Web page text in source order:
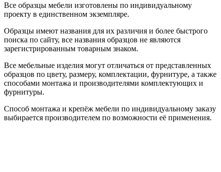
Все образцы мебели изготовлены по индивидуальному
проекту в единственном экземпляре.
Образцы имеют названия для их различия и более быстрого
поиска по сайту, все названия образцов не являются
зарегистрированным товарным знаком.
Все мебельные изделия могут отличаться от представленных
образцов по цвету, размеру, комплектации, фурнитуре, а также
способами монтажа и производителями комплектующих и
фурнитуры.
Способ монтажа и крепёж мебели по индивидуальному заказу
выбирается производителем по возможности её применения.